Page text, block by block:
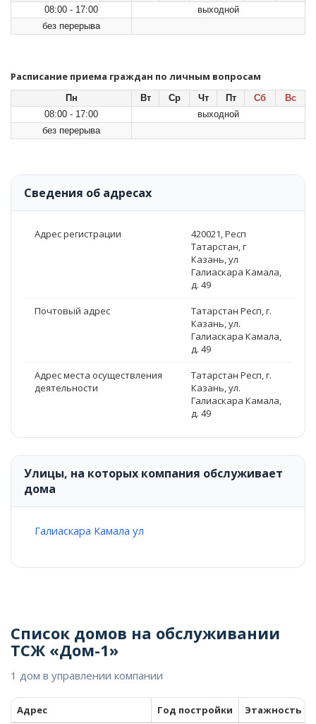
08:00 - 17:00
выходной
без перерыва
Расписание приема граждан по личным вопросам
Пн Вт Ср Чт Пт Сб
Вс
08:00 - 17:00
выходной
без перерыва
Сведения об адресах
Адрес регистрации
420021, Респ
Татарстан, г
Казань, ул
Галиаскара Камала,
д. 49
Почтовый адрес
Татарстан Респ, г.
Казань, ул.
Галиаскара Камала,
д. 49
Адрес места осуществления
деятельности
Татарстан Респ, г.
Казань, ул.
Галиаскара Камала,
д. 49
Улицы, на которых компания обслуживает
дома
Галиаскара Камала ул
Список домов на обслуживании
ТСЖ «Дом-1»
1 дом в управлении компании
Адрес Год постройки Этажность